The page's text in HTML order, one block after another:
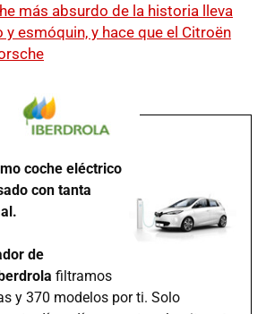
más absurdo de la historia lleva
esmóquin, y hace que el Citroën
coche eléctrico
con tanta
de
filtramos
y 370 modelos por ti. Solo